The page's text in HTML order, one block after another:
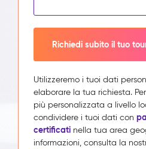
Richiedi subito il tuo
Utilizzeremo i tuoi dati
elaborare la tua richiesta.
più personalizzata a livello
condividere i tuoi dati con
certificati nella tua area
informazioni, consulta la